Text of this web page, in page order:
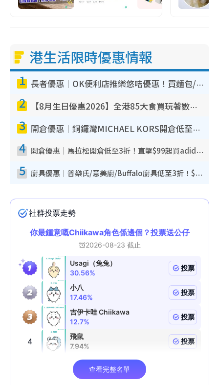
港生活限時優惠情報
1 長者優惠｜OK便利店推樂悠咭優惠！買麵包/牛奶/保健品拍卡即減
2 【8月生日優惠2026】全港85大食買玩著數攻略 自助餐/火鍋放題同行免費＋誠品/DONKI送現金券
3 開倉優惠｜銅鑼灣MICHAEL KORS開倉低至17折！直擊$500起買手袋/銀包/鞋款 必買經典Jet Set系列
4 開倉優惠｜馬拉松開倉低至3折！直擊$99起買adidas／New Balance／Puma鞋款 STANLEY保溫杯劈價至$119起
5 廚具優惠｜普樂氏/意美廚/Buffalo廚具低至3折！$89起買煎鍋／炒鑊／個人鍋 同場小家電激減至$99起